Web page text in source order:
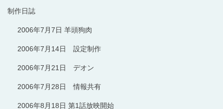
制作日誌
2006年7月7日 羊頭狗肉
2006年7月14日 設定制作
2006年7月21日 デオン
2006年7月28日 情報共有
2006年8月18日 第1話放映開始